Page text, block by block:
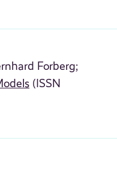
Forberg;
(ISSN